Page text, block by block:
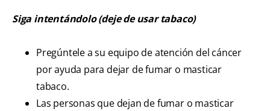
Siga intentándolo (deje de usar tabaco)
Pregúntele a su equipo de atención del cáncer
por ayuda para dejar de fumar o masticar
tabaco.
Las personas que dejan de fumar o masticar